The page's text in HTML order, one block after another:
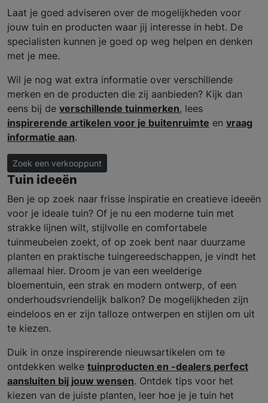
Laat je goed adviseren over de mogelijkheden voor
jouw tuin en producten waar jij interesse in hebt. De
specialisten kunnen je goed op weg helpen en denken
met je mee.
Wil je nog wat extra informatie over verschillende
merken en de producten die zij aanbieden? Kijk dan
eens bij de verschillende tuinmerken, lees
inspirerende artikelen voor je buitenruimte en vraag
informatie aan.
Zoek een verkooppunt
Tuin ideeën
Ben je op zoek naar frisse inspiratie en creatieve ideeën
voor je ideale tuin? Of je nu een moderne tuin met
strakke lijnen wilt, stijlvolle en comfortabele
tuinmeubelen zoekt, of op zoek bent naar duurzame
planten en praktische tuingereedschappen, je vindt het
allemaal hier. Droom je van een weelderige
bloementuin, een strak en modern ontwerp, of een
onderhoudsvriendelijk balkon? De mogelijkheden zijn
eindeloos en er zijn talloze ontwerpen en stijlen om uit
te kiezen.
Duik in onze inspirerende nieuwsartikelen om te
ontdekken welke tuinproducten en -dealers perfect
aansluiten bij jouw wensen. Ontdek tips voor het
kiezen van de juiste planten, leer hoe je je tuin het